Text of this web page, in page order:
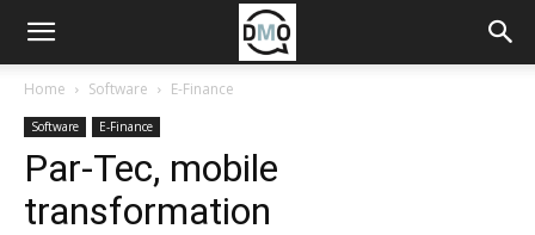
Home Software E-Finance
Software E-Finance
Par-Tec, mobile
transformation